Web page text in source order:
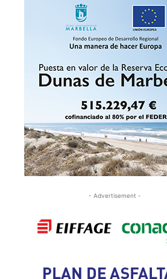
- Advertisement -